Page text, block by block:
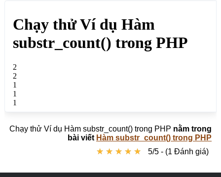
"oi",1,2); //Kết quả: 1
echo "<br>";
?>
</body>
Chạy thử Ví dụ Hàm substr_count() trong PHP nằm trong
bài viết Hàm substr_count() trong PHP
★ ★ ★ ★ ★
★ ★ ★ ★ ★ 5/5 - (1 Đánh giá)